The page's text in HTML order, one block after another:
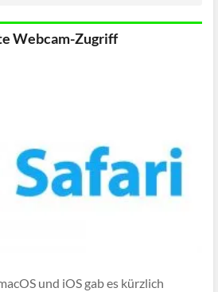
Webcam-Zugriff
und iOS gab es kürzlich